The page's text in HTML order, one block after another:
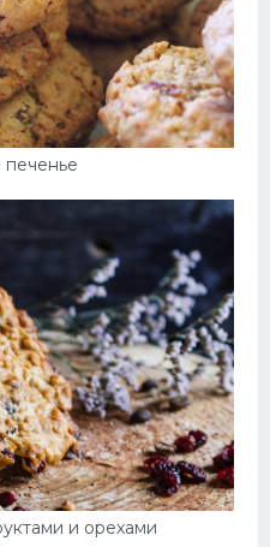
и орехами